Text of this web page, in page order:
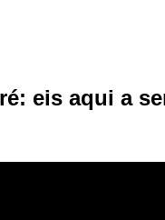
eis aqui a